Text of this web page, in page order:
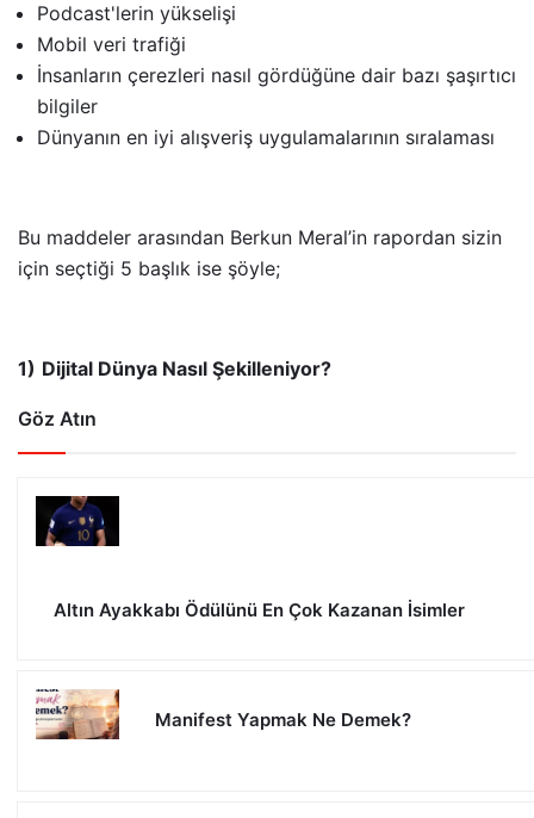
Podcast'lerin yükselişi
Mobil veri trafiği
İnsanların çerezleri nasıl gördüğüne dair bazı şaşırtıcı
bilgiler
Dünyanın en iyi alışveriş uygulamalarının sıralaması
Bu maddeler arasından Berkun Meral’in rapordan sizin
için seçtiği 5 başlık ise şöyle;
1) Dijital Dünya Nasıl Şekilleniyor?
Göz Atın
Altın Ayakkabı Ödülünü En Çok Kazanan İsimler
Manifest Yapmak Ne Demek?